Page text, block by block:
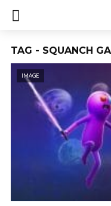
TAG - SQUANCH
IMAGE